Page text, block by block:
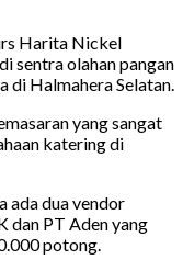
Harita Nickel
sentra olahan pangan
di Halmahera Selatan.
yang sangat
katering di
ada dua vendor
dan PT Aden yang
potong.